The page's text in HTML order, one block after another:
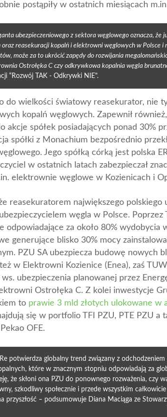
postąpiły w ostatnich miesiącach
ubezpieczeniowego z sektora węglowego oznacza, że
reasekuracji kopalń i elektrowni węglowych w Polsce i
może za to ukrócić zapędy do rozwijania
Ostrołęka C czy odkrywkowa kopalnia węgla
“Rozwój TAK - Odkrywki NIE".
do wielkości światowy reasekurator, nie
kopalń węglowych. Zapewnił
akcje spółek posiadających ponad 30%
spółki z Monachium bezpośrednio
Jego spółką córką jest polska
w ostatnich latach zabezpieczał
elektrownie węglowe w Kozienicach i
reasekuratorem największego polskiego
węgla w Polsce.
odpowiadające za około 80% wydobycia
generujące blisko 30% mocy
PZU SA ubezpiecza budowę nowych
w Elektrowni Kozienice (Enea), zaś
ubezpieczenia planowanej przez
Ostrołęka C. Z kolei inwestycje
to prawie 3 mld złotych ulokowane w
się w portfolio TFI PZU, PTE PZU a
OFE.
potwierdza globalny trend związany z
które w znacznym stopniu odpowiadają za
że skłoni ona PZU do ponownego rozważenia, czy
szkodliwy społecznie i przede wszystkim
przyszłość – podsumowuje Diana Maciąga ze